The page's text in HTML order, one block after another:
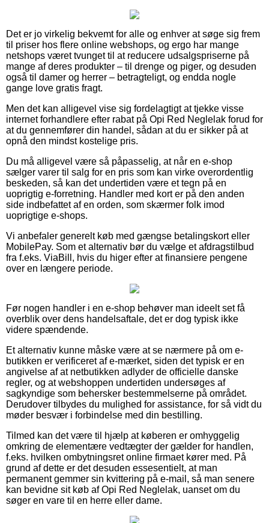
Det er jo virkelig bekvemt for alle og enhver at søge sig frem
til priser hos flere online webshops, og ergo har mange
netshops været tvunget til at reducere udsalgspriserne på
mange af deres produkter – til drenge og piger, og desuden
også til damer og herrer – betragteligt, og endda nogle
gange love gratis fragt.
Men det kan alligevel vise sig fordelagtigt at tjekke visse
internet forhandlere efter rabat på Opi Red Neglelak forud for
at du gennemfører din handel, sådan at du er sikker på at
opnå den mindst kostelige pris.
Du må alligevel være så påpasselig, at når en e-shop
sælger varer til salg for en pris som kan virke overordentlig
beskeden, så kan det undertiden være et tegn på en
uoprigtig e-forretning. Handler med kort er på den anden
side indbefattet af en orden, som skærmer folk imod
uoprigtige e-shops.
Vi anbefaler generelt køb med gængse betalingskort eller
MobilePay. Som et alternativ bør du vælge et afdragstilbud
fra f.eks. ViaBill, hvis du higer efter at finansiere pengene
over en længere periode.
Før nogen handler i en e-shop behøver man ideelt set få
overblik over dens handelsaftale, det er dog typisk ikke
videre spændende.
Et alternativ kunne måske være at se nærmere på om e-
butikken er verificeret af e-mærket, siden det typisk er en
angivelse af at netbutikken adlyder de officielle danske
regler, og at webshoppen undertiden undersøges af
sagkyndige som behersker bestemmelserne på området.
Derudover tilbydes du mulighed for assistance, for så vidt du
møder besvær i forbindelse med din bestilling.
Tilmed kan det være til hjælp at køberen er omhyggelig
omkring de elementære vedtægter der gælder for handlen,
f.eks. hvilken ombytningsret online firmaet kører med. På
grund af dette er det desuden essesentielt, at man
permanent gemmer sin kvittering på e-mail, så man senere
kan bevidne sit køb af Opi Red Neglelak, uanset om du
søger en vare til en herre eller dame.